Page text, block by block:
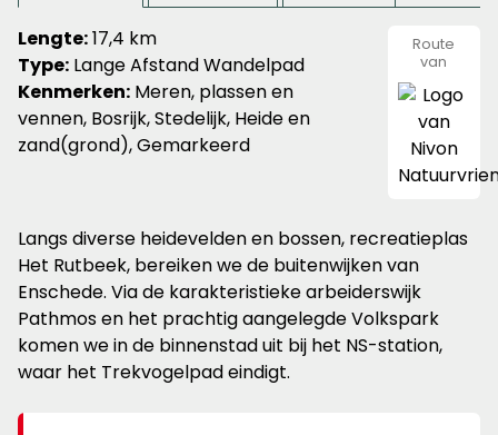
Lengte:17,4 km
Type: Lange Afstand Wandelpad
Kenmerken: Meren, plassen en
vennen, Bosrijk, Stedelijk, Heide en
zand(grond), Gemarkeerd
Route
van
Langs diverse heidevelden en bossen, recreatieplas
Het Rutbeek, bereiken we de buitenwijken van
Enschede. Via de karakteristieke arbeiderswijk
Pathmos en het prachtig aangelegde Volkspark
komen we in de binnenstad uit bij het NS-station,
waar het Trekvogelpad eindigt.